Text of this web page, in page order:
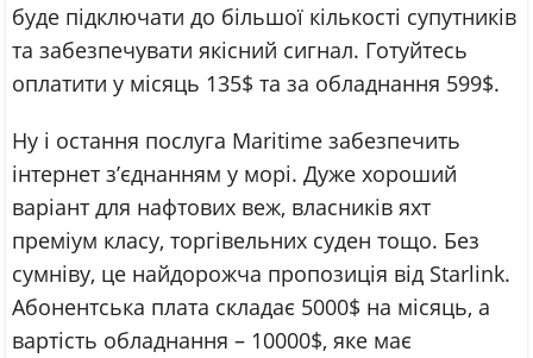
буде підключати до більшої кількості супутників
та забезпечувати якісний сигнал. Готуйтесь
оплатити у місяць 135$ та за обладнання 599$.
Ну і остання послуга Maritime забезпечить
інтернет з’єднанням у морі. Дуже хороший
варіант для нафтових веж, власників яхт
преміум класу, торгівельних суден тощо. Без
сумніву, це найдорожча пропозиція від Starlink.
Абонентська плата складає 5000$ на місяць, а
вартість обладнання – 10000$, яке має